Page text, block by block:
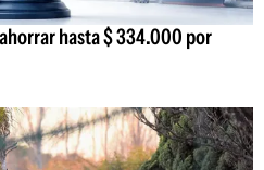
hasta $ 334.000 por